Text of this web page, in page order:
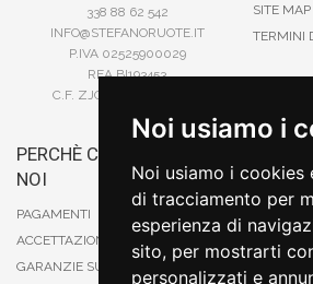
Noi usiamo i
Noi usiamo i cookies
di tracciamento per
esperienza di
sito, per mostrarti
personalizzati e
338 88 62 542
INFO@STEFANORUOTE.IT
P.IVA 02525900029
REA BI193453
C.F. ZJOSFN73H14A859X
SITE MAP
TERMINI
PERCHÈ COMPRARE DA
NOI
PAGAMENTI
ACCETTAZIONE DEGLI ORDINI
GARANZIE SUI PRODOTTI
CARTA
PAYPAL